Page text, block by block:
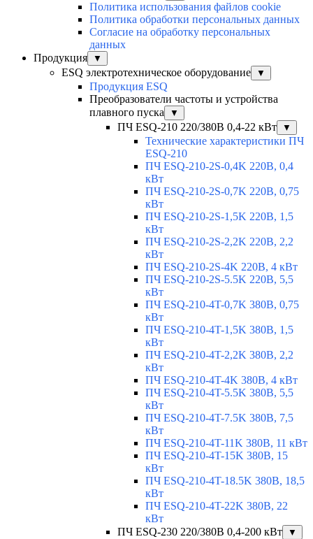
Политика использования файлов cookie
Политика обработки персональных данных
Согласие на обработку персональных
данных
Продукция
▼
ESQ электротехническое оборудование ▼
Продукция ESQ
Преобразователи частоты и устройства
плавного пуска
▼
ПЧ ESQ-210 220/380В 0,4-22 кВт ▼
Технические характеристики ПЧ
ESQ-210
ПЧ ESQ-210-2S-0,4K 220В, 0,4
кВт
ПЧ ESQ-210-2S-0,7K 220В, 0,75
кВт
ПЧ ESQ-210-2S-1,5K 220В, 1,5
кВт
ПЧ ESQ-210-2S-2,2K 220В, 2,2
кВт
ПЧ ESQ-210-2S-4K 220В, 4 кВт
ПЧ ESQ-210-2S-5.5K 220В, 5,5
кВт
ПЧ ESQ-210-4T-0,7K 380В, 0,75
кВт
ПЧ ESQ-210-4T-1,5K 380В, 1,5
кВт
ПЧ ESQ-210-4T-2,2K 380В, 2,2
кВт
ПЧ ESQ-210-4T-4K 380В, 4 кВт
ПЧ ESQ-210-4T-5.5K 380В, 5,5
кВт
ПЧ ESQ-210-4T-7.5K 380В, 7,5
кВт
ПЧ ESQ-210-4T-11K 380В, 11 кВт
ПЧ ESQ-210-4T-15K 380В, 15
кВт
ПЧ ESQ-210-4T-18.5K 380В, 18,5
кВт
ПЧ ESQ-210-4T-22K 380В, 22
кВт
ПЧ ESQ-230 220/380В 0,4-200 кВт
▼